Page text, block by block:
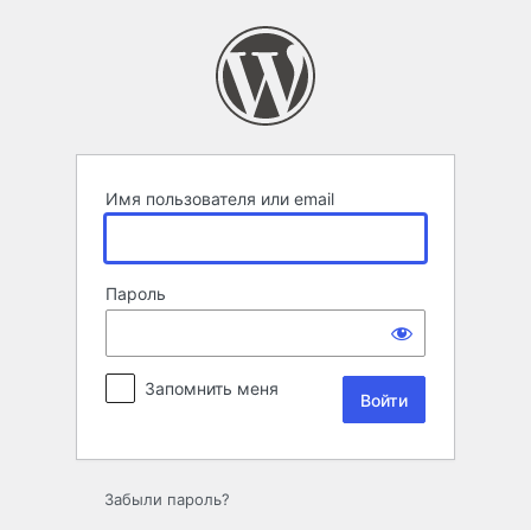
Имя пользователя или email
Пароль
Запомнить меня
Забыли пароль?